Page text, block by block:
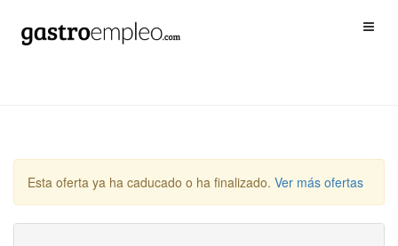
Esta oferta ya ha caducado o ha finalizado. Ver más ofertas